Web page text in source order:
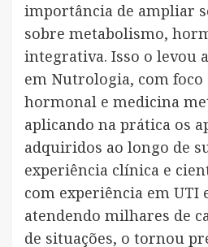
importância de ampliar
sobre metabolismo,
integrativa. Isso o levou
em Nutrologia, com foco
hormonal e medicina
aplicando na prática os
adquiridos ao longo de
experiência clínica e
com experiência em UTI
atendendo milhares de
de situações, o tornou